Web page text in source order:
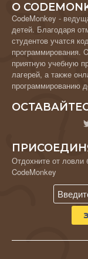
О
CodeMonkey -
детей. Благодаря
студентов учатся
программирования.
приятную учебную
лагерей, а также
программированию
Отдохните от ловли
CodeMonkey